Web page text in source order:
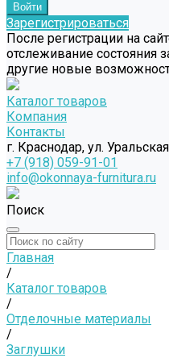
Зарегистрироваться
После регистрации на
отслеживание состояния
другие новые
Каталог товаров
Компания
Контакты
г. Краснодар, ул.
+7 (918) 059-91-01
info@okonnaya-furnitura.ru
Поиск
Главная
/
Каталог товаров
/
Отделочные материалы
/
Заглушки